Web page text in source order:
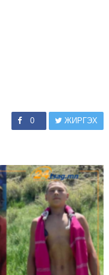
0 ЖИРГЭХ